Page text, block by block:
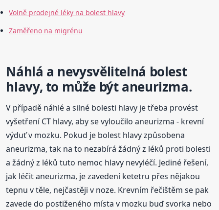
Volně prodejné léky na bolest hlavy
Zaměřeno na migrénu
Náhlá a nevysvělitelná bolest
hlavy, to může být aneurizma.
V případě náhlé a silné bolesti hlavy je třeba provést
vyšetření CT hlavy, aby se vyloučilo aneurizma - krevní
výduť v mozku. Pokud je bolest hlavy způsobena
aneurizma, tak na to nezabírá žádný z léků proti bolesti
a žádný z léků tuto nemoc hlavy nevyléčí. Jediné řešení,
jak léčit aneurizma, je zavedení ketetru přes nějakou
tepnu v těle, nejčastěji v noze. Krevním řečištěm se pak
zavede do postiženého místa v mozku buď svorka nebo